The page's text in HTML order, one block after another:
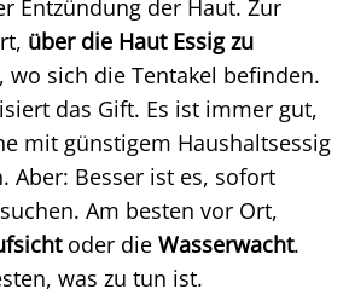
Entzündung der Haut. Zur
über die Haut Essig zu
wo sich die Tentakel befinden.
das Gift. Es ist immer gut,
mit günstigem Haushaltsessig
Aber: Besser ist es, sofort
Am besten vor Ort,
oder die Wasserwacht.
was zu tun ist.